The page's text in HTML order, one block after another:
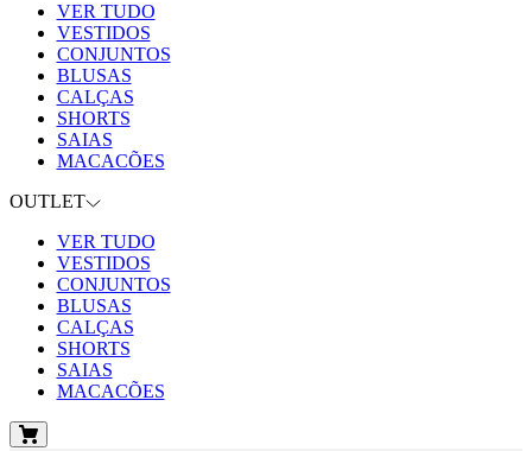
VER TUDO
VESTIDOS
CONJUNTOS
BLUSAS
CALÇAS
SHORTS
SAIAS
MACACÕES
OUTLET
VER TUDO
VESTIDOS
CONJUNTOS
BLUSAS
CALÇAS
SHORTS
SAIAS
MACACÕES